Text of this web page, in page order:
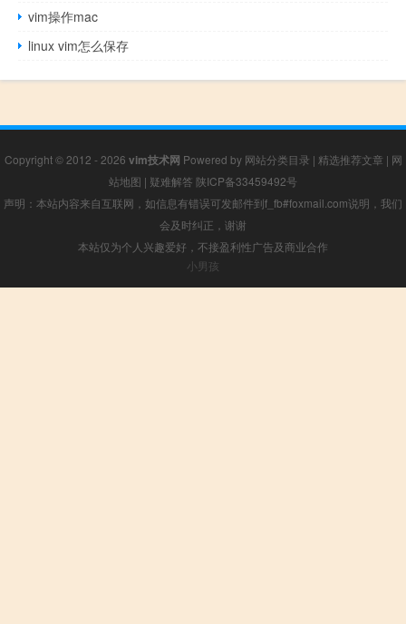
vim操作mac
linux vim怎么保存
Copyright © 2012 - 2026 vim技术网 Powered by 网站分类目录 | 精选推荐文章 | 网
站地图 | 疑难解答 陕ICP备33459492号
声明：本站内容来自互联网，如信息有错误可发邮件到f_fb#foxmail.com说明，我们
会及时纠正，谢谢
本站仅为个人兴趣爱好，不接盈利性广告及商业合作
小男孩